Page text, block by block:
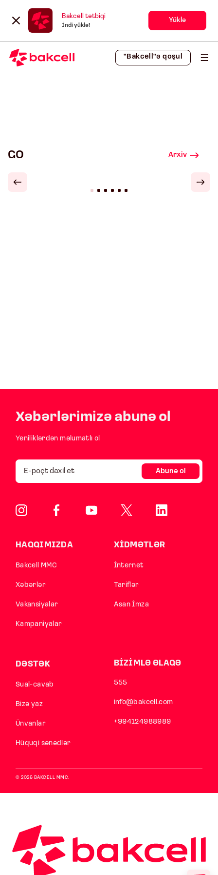
Bakcell tətbiqi
İndi yüklə!
Yüklə
"Bakcell"ə qoşul
GO Arxiv
Xəbərlərimizə abunə ol
Yeniliklərdən məlumatlı ol
Abunə ol
HAQQIMIZDA
Bakcell MMC
Xəbərlər
Vakansiyalar
Kampaniyalar
XİDMƏTLƏR
İnternet
Tariflər
Asan İmza
DƏSTƏK
Sual-cavab
Bizə yaz
Ünvanlar
Hüquqi sənədlər
BİZİMLƏ ƏLAQƏ
555
info@bakcell.com
+994124988989
© 2026 BAKCELL MMC.